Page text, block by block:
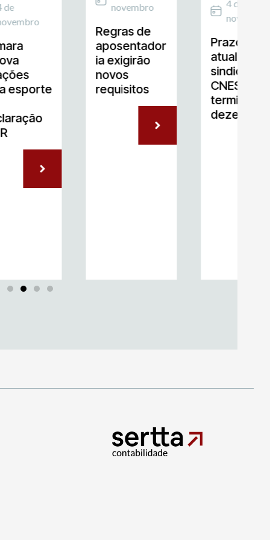
de
esporte
novembro
Regras de
aposentador
ia exigirão
novos
requisitos
4 de
novembro
Prazo para
sindical no
CNES
termina
dezembro